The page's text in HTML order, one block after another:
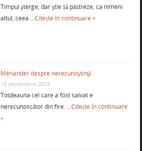
Timpul şterge, dar ştie să păstreze, ca nimeni
altul, ceea …Citește în continuare »
Menander despre nerecunoştinţă
13 septembrie 2023
Totdeauna cel care a fost salvat e
nerecunoscător din fire. …Citește în continuare
»